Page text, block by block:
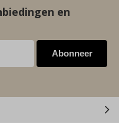
en
Abonneer